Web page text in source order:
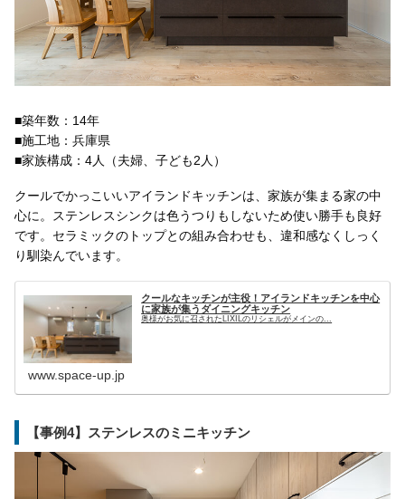
■築年数：14年
■施工地：兵庫県
■家族構成：4人（夫婦、子ども2人）
クールでかっこいいアイランドキッチンは、家族が集まる家の中
心に。ステンレスシンクは色うつりもしないため使い勝手も良好
です。セラミックのトップとの組み合わせも、違和感なくしっく
り馴染んでいます。
クールなキッチンが主役！アイランドキッチンを中心
に家族が集うダイニングキッチン
奥様がお気に召されたLIXILのリシェルがメインの...
www.space-up.jp
【事例4】ステンレスのミニキッチン